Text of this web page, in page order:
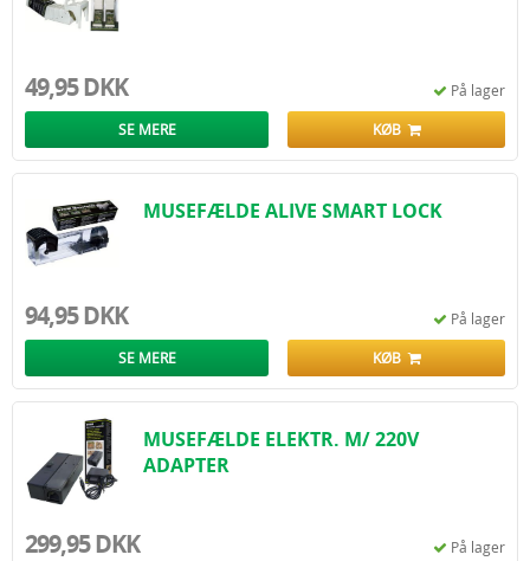
49,95 DKK På lager
SE MERE KØB
MUSEFÆLDE ALIVE SMART LOCK
94,95 DKK På lager
SE MERE KØB
MUSEFÆLDE ELEKTR. M/ 220V
ADAPTER
299,95 DKK På lager